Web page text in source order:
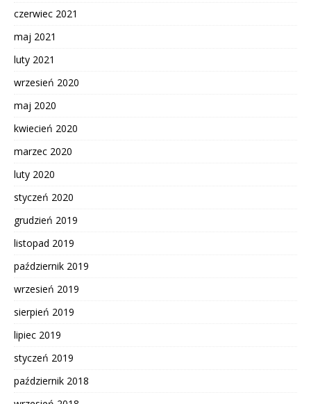
czerwiec 2021
maj 2021
luty 2021
wrzesień 2020
maj 2020
kwiecień 2020
marzec 2020
luty 2020
styczeń 2020
grudzień 2019
listopad 2019
październik 2019
wrzesień 2019
sierpień 2019
lipiec 2019
styczeń 2019
październik 2018